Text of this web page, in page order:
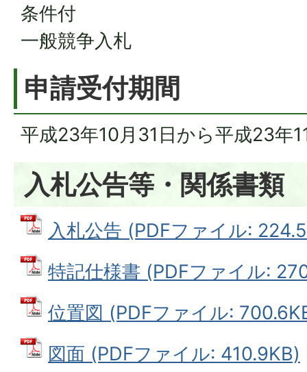
条件付
一般競争入札
申請受付期間
平成23年10月31日から平成23年
入札公告等・関係書類
入札公告 (PDFファイル:
特記仕様書 (PDFファイル:
位置図 (PDFファイル:
図面 (PDFファイル: 410.9KB)